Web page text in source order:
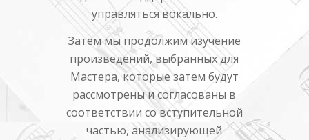
управляться вокально.
Затем мы продолжим изучение
произведений, выбранных для
Мастера, которые затем будут
рассмотрены и согласованы в
соответствии со вступительной
частью, анализирующей